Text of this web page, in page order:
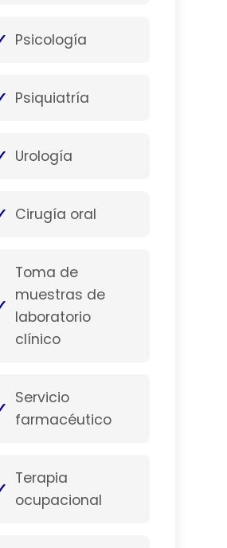
Psicología
Psiquiatría
Urología
Cirugía oral
Toma de
muestras de
laboratorio
clínico
Servicio
farmacéutico
Terapia
ocupacional